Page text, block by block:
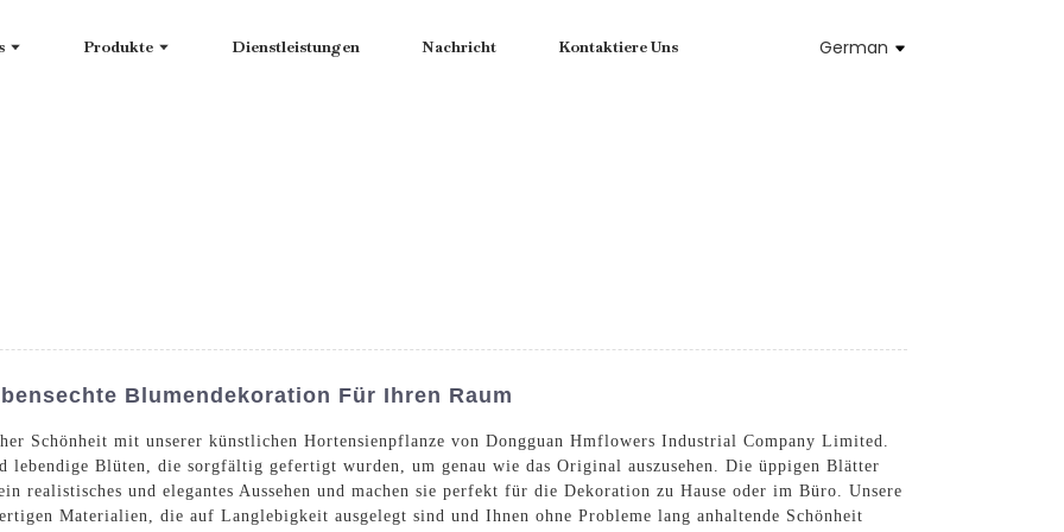
Produkte Dienstleistungen Nachricht Kontaktiere Uns German
Blumendekoration Für Ihren Raum
Schönheit mit unserer künstlichen Hortensienpflanze von Dongguan Hmflowers Industrial Company Limited.
lebendige Blüten, die sorgfältig gefertigt wurden, um genau wie das Original auszusehen. Die üppigen Blätter
realistisches und elegantes Aussehen und machen sie perfekt für die Dekoration zu Hause oder im Büro. Unsere
Materialien, die auf Langlebigkeit ausgelegt sind und Ihnen ohne Probleme lang anhaltende Schönheit